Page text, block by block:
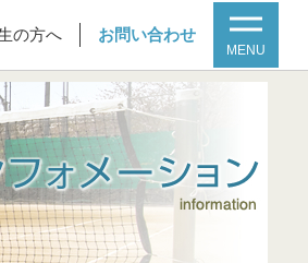
の方へ お問い合わせ
MENU